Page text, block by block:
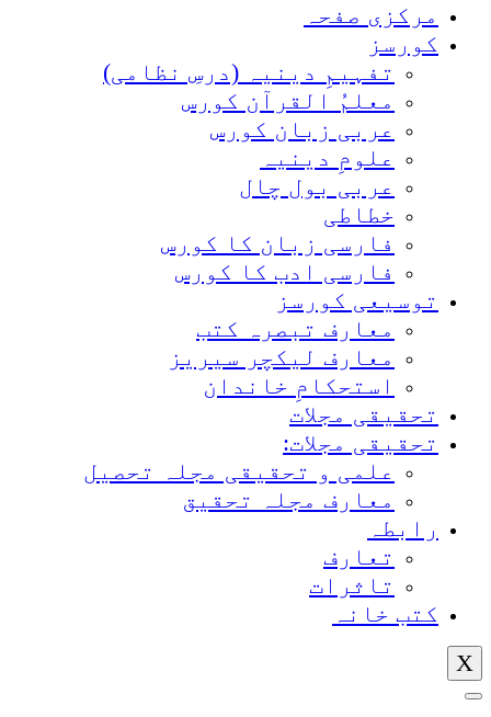
مرکزی صفحہ
کورسز
تفہیمِ دینیہ (درسِ نظامی)
معلمُ القرآن کورس
عربی زبان کورس
علومِ دینیہ
عربی بول چال
خطاطی
فارسی زبان کا کورس
فارسی ادب کا کورس
توسیعی کورسز
معارف تبصرہ کتب
معارف لیکچر سیریز
استحکامِ خاندان
تحقیقی مجلات
تحقیقی مجلات:
علمی و تحقیقی مجلہ تحصیل
معارف مجلہ تحقیق
رابطہ
تعارف
تاثرات
کتب خانہ
X